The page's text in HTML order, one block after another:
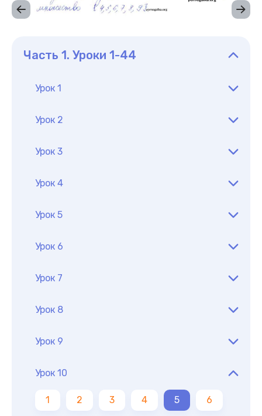
Часть 1. Уроки 1-44
Урок 1
Урок 2
Урок 3
Урок 4
Урок 5
Урок 6
Урок 7
Урок 8
Урок 9
Урок 10
1 2 3 4 5 6